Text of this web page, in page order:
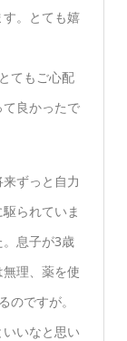
。とても嬉
てもご心配
良かったで
ずっと自力
られていま
。息子が3歳
理、薬を使
のですが。
いなと思い